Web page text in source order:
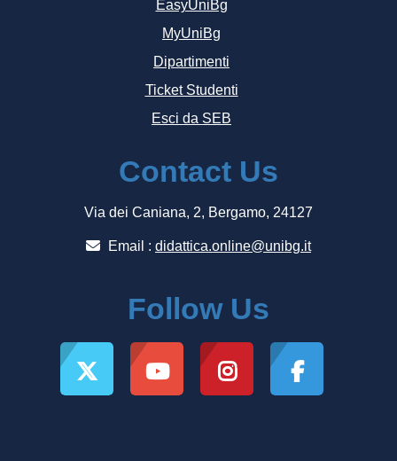
EasyUniBg
MyUniBg
Dipartimenti
Ticket Studenti
Esci da SEB
Contact Us
Via dei Caniana, 2, Bergamo, 24127
Email : didattica.online@unibg.it
Follow Us